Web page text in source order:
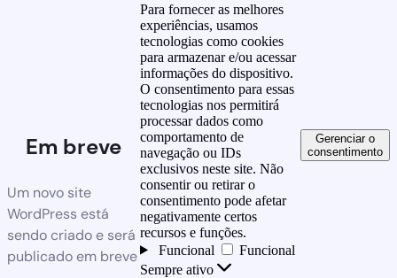
Em breve
Um novo site
WordPress está
sendo criado e será
publicado em breve
Para fornecer as melhores
experiências, usamos
tecnologias como cookies
para armazenar e/ou acessar
informações do dispositivo.
O consentimento para essas
tecnologias nos permitirá
processar dados como
comportamento de
navegação ou IDs
exclusivos neste site. Não
consentir ou retirar o
consentimento pode afetar
negativamente certos
recursos e funções.
Funcional
Funcional
Sempre ativo
Gerenciar o
consentimento